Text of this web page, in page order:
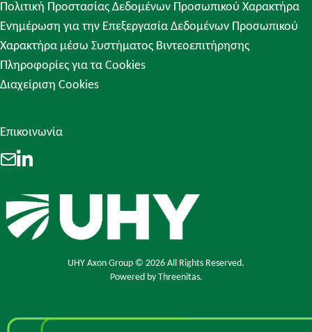
Πολιτική Προστασίας Δεδομένων Προσωπικού Χαρακτήρα
Ενημέρωση για την Επεξεργασία Δεδομένων Προσωπικού
Χαρακτήρα μέσω Συστήματος Βιντεοεπιτήρησης
Πληροφορίες για τα Cookies
Διαχείριση Cookies
Επικοινωνία
EmailLinkedIn
UHY Axon Group © 2026 All Rights Reserved.
Powered by Threenitas.